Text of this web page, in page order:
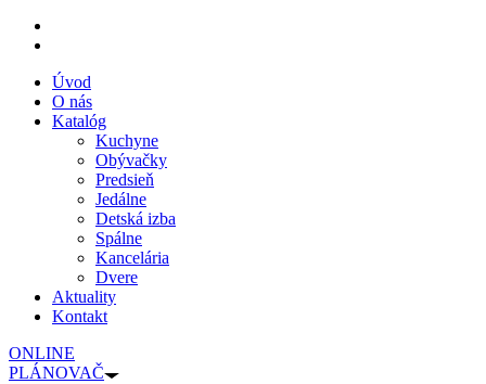
Úvod
O nás
Katalóg
Kuchyne
Obývačky
Predsieň
Jedálne
Detská izba
Spálne
Kancelária
Dvere
Aktuality
Kontakt
ONLINE
PLÁNOVAČ